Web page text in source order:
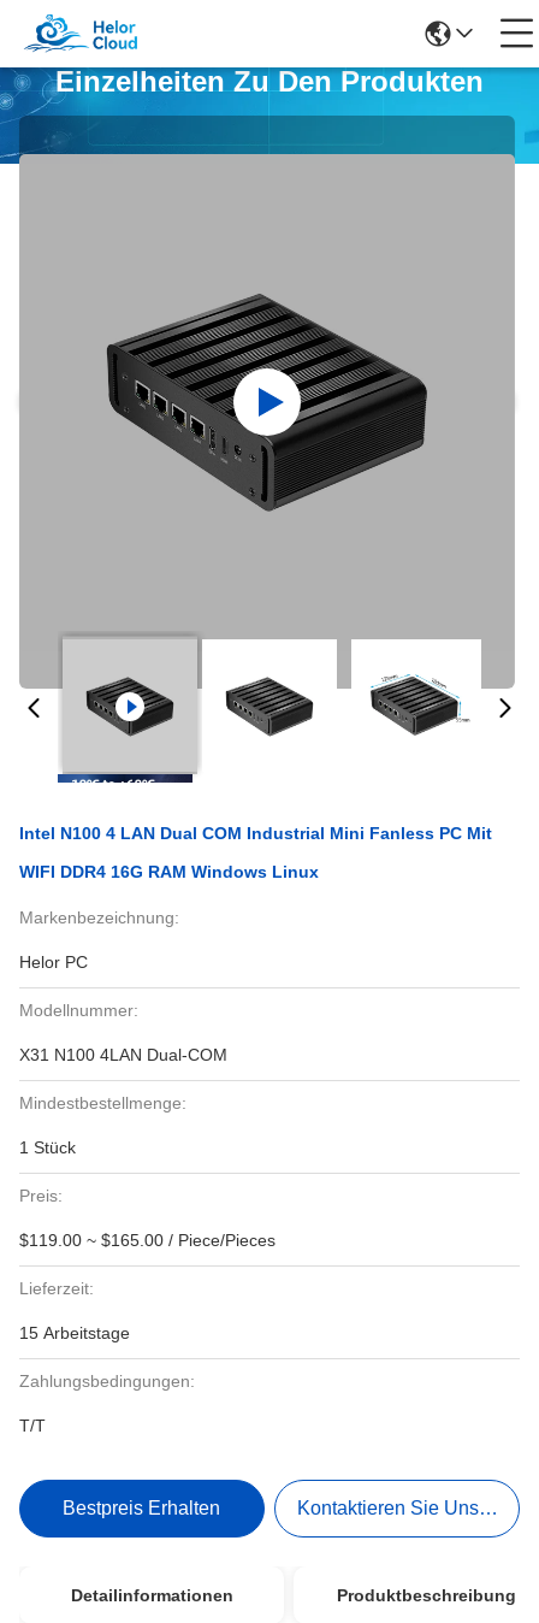
Einzelheiten Zu Den Produkten
Intel N100 4 LAN Dual COM Industrial Mini Fanless PC Mit
WIFI DDR4 16G RAM Windows Linux
Markenbezeichnung:
Helor PC
Modellnummer:
X31 N100 4LAN Dual-COM
Mindestbestellmenge:
1 Stück
Preis:
$119.00 ~ $165.00 / Piece/Pieces
Lieferzeit:
15 Arbeitstage
Zahlungsbedingungen:
T/T
Bestpreis Erhalten Kontaktieren Sie Uns Jetzt
Detailinformationen Produktbeschreibung